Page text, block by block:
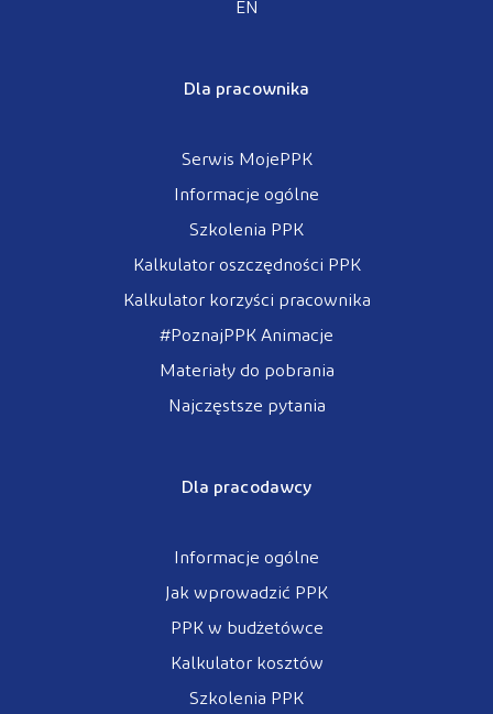
EN
Dla pracownika
Serwis MojePPK
Informacje ogólne
Szkolenia PPK
Kalkulator oszczędności PPK
Kalkulator korzyści pracownika
#PoznajPPK Animacje
Materiały do pobrania
Najczęstsze pytania
Dla pracodawcy
Informacje ogólne
Jak wprowadzić PPK
PPK w budżetówce
Kalkulator kosztów
Szkolenia PPK